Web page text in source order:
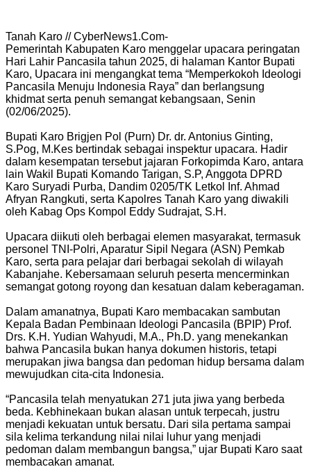
Tanah Karo // CyberNews1.Com-
Pemerintah Kabupaten Karo menggelar upacara peringatan
Hari Lahir Pancasila tahun 2025, di halaman Kantor Bupati
Karo, Upacara ini mengangkat tema “Memperkokoh Ideologi
Pancasila Menuju Indonesia Raya” dan berlangsung
khidmat serta penuh semangat kebangsaan, Senin
(02/06/2025).
Bupati Karo Brigjen Pol (Purn) Dr. dr. Antonius Ginting,
S.Pog, M.Kes bertindak sebagai inspektur upacara. Hadir
dalam kesempatan tersebut jajaran Forkopimda Karo, antara
lain Wakil Bupati Komando Tarigan, S.P, Anggota DPRD
Karo Suryadi Purba, Dandim 0205/TK Letkol Inf. Ahmad
Afryan Rangkuti, serta Kapolres Tanah Karo yang diwakili
oleh Kabag Ops Kompol Eddy Sudrajat, S.H.
Upacara diikuti oleh berbagai elemen masyarakat, termasuk
personel TNI-Polri, Aparatur Sipil Negara (ASN) Pemkab
Karo, serta para pelajar dari berbagai sekolah di wilayah
Kabanjahe. Kebersamaan seluruh peserta mencerminkan
semangat gotong royong dan kesatuan dalam keberagaman.
Dalam amanatnya, Bupati Karo membacakan sambutan
Kepala Badan Pembinaan Ideologi Pancasila (BPIP) Prof.
Drs. K.H. Yudian Wahyudi, M.A., Ph.D. yang menekankan
bahwa Pancasila bukan hanya dokumen historis, tetapi
merupakan jiwa bangsa dan pedoman hidup bersama dalam
mewujudkan cita-cita Indonesia.
“Pancasila telah menyatukan 271 juta jiwa yang berbeda
beda. Kebhinekaan bukan alasan untuk terpecah, justru
menjadi kekuatan untuk bersatu. Dari sila pertama sampai
sila kelima terkandung nilai nilai luhur yang menjadi
pedoman dalam membangun bangsa,” ujar Bupati Karo saat
membacakan amanat.